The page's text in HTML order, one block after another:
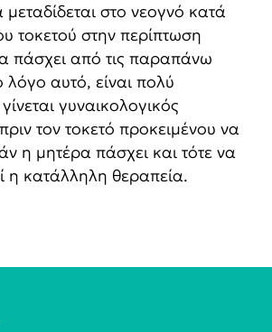
στο νεογνό κατά
τοκετού στην περίπτωση
πάσχει από τις παραπάνω
λόγο αυτό, είναι πολύ
γυναικολογικός
τον τοκετό προκειμένου να
η μητέρα πάσχει και τότε να
η κατάλληλη θεραπεία.